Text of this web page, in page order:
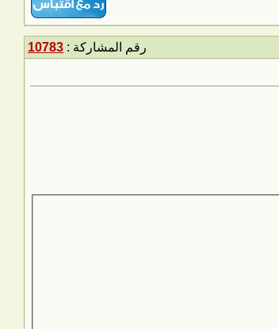
رقم المشاركة : 10783